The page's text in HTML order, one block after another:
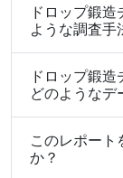
ドロップ鍛
ような調査手
ドロップ鍛
どのようなデ
このレポート
か？